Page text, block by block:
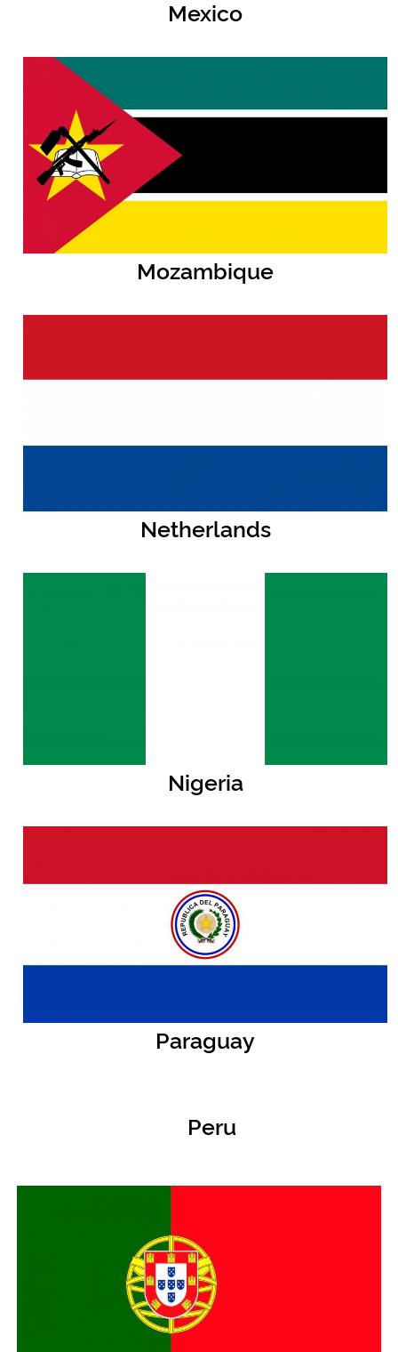
Mexico
Mozambique
Netherlands
Nigeria
Paraguay
Peru